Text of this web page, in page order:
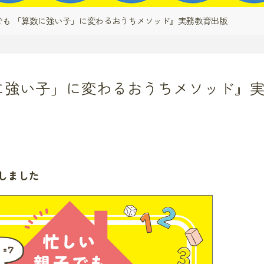
「算数に強い子」に変わるおうちメソッド』実務教育出版
い子」に変わるおうちメソッド』
ました